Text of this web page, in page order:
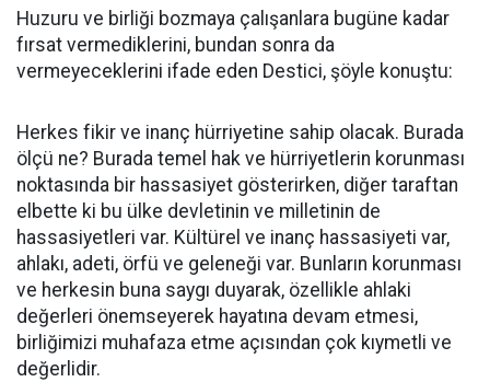
Huzuru ve birliği bozmaya çalışanlara bugüne kadar
fırsat vermediklerini, bundan sonra da
vermeyeceklerini ifade eden Destici, şöyle konuştu:
Herkes fikir ve inanç hürriyetine sahip olacak. Burada
ölçü ne? Burada temel hak ve hürriyetlerin korunması
noktasında bir hassasiyet gösterirken, diğer taraftan
elbette ki bu ülke devletinin ve milletinin de
hassasiyetleri var. Kültürel ve inanç hassasiyeti var,
ahlakı, adeti, örfü ve geleneği var. Bunların korunması
ve herkesin buna saygı duyarak, özellikle ahlaki
değerleri önemseyerek hayatına devam etmesi,
birliğimizi muhafaza etme açısından çok kıymetli ve
değerlidir.